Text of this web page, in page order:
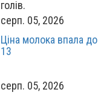
серп. 05, 2026
Ціна молока впала
13
серп. 05, 2026